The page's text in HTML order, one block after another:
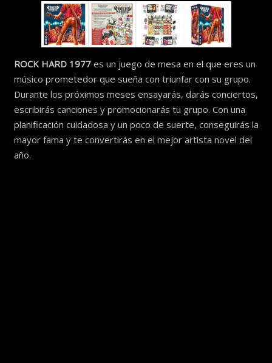
ROCK HARD 1977es un juego de mesa en el que eres un
músico prometedor que sueña con triunfar con su grupo.
Durante los próximos meses ensayarás, darás conciertos,
escribirás canciones y promocionarás tu grupo. Con una
planificación cuidadosa y un poco de suerte, conseguirás la
mayor fama y te convertirás en el mejor artista novel del
año.